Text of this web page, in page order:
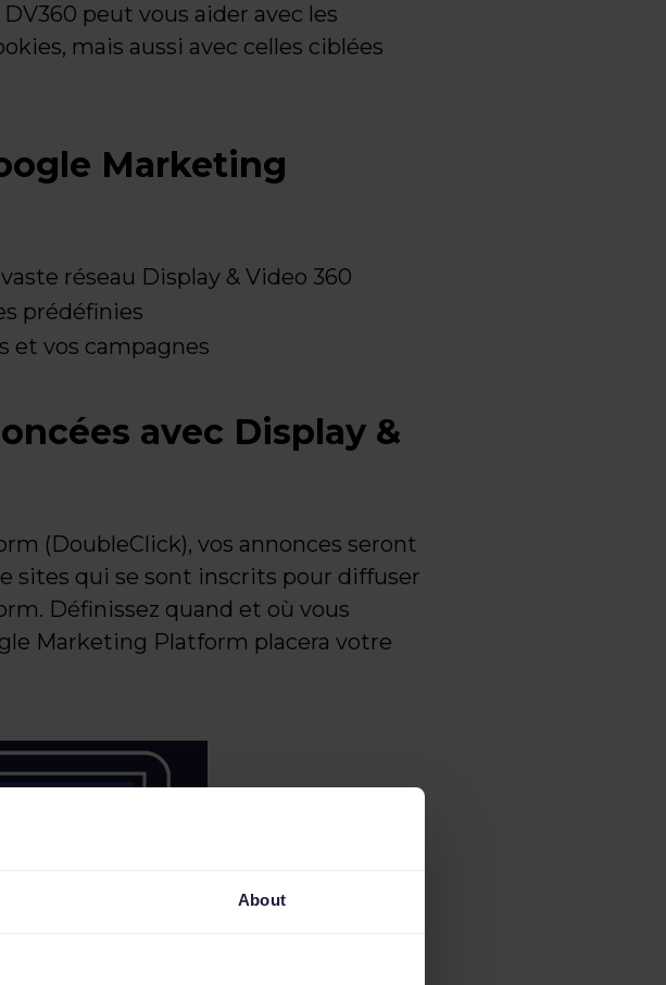
About
peut vous aider avec les
mais aussi avec celles ciblées
Marketing
réseau Display & Video 360
prédéfinies
et vos campagnes
avec Display &
(DoubleClick), vos annonces seront
sites qui se sont inscrits pour diffuser
Définissez quand et où vous
Marketing Platform placera votre